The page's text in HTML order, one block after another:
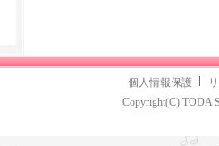
個人情報保護
Copyright(C) TODA